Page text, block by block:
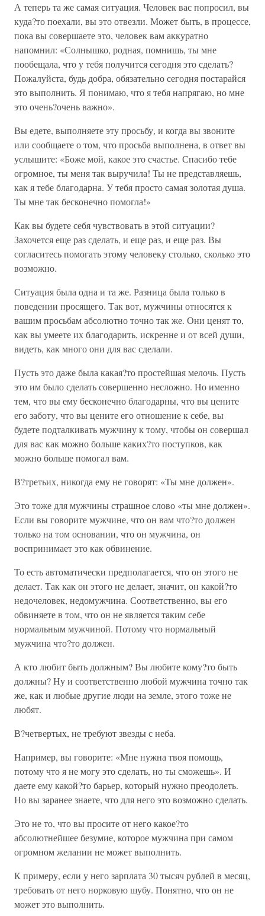
А теперь та же самая ситуация. Человек вас попросил, вы
куда?то поехали, вы это отвезли. Может быть, в процессе,
пока вы совершаете это, человек вам аккуратно
напомнил: «Солнышко, родная, помнишь, ты мне
пообещала, что у тебя получится сегодня это сделать?
Пожалуйста, будь добра, обязательно сегодня постарайся
это выполнить. Я понимаю, что я тебя напрягаю, но мне
это очень?очень важно».
Вы едете, выполняете эту просьбу, и когда вы звоните
или сообщаете о том, что просьба выполнена, в ответ вы
услышите: «Боже мой, какое это счастье. Спасибо тебе
огромное, ты меня так выручила! Ты не представляешь,
как я тебе благодарна. У тебя просто самая золотая душа.
Ты мне так бесконечно помогла!»
Как вы будете себя чувствовать в этой ситуации?
Захочется еще раз сделать, и еще раз, и еще раз. Вы
согласитесь помогать этому человеку столько, сколько это
возможно.
Ситуация была одна и та же. Разница была только в
поведении просящего. Так вот, мужчины относятся к
вашим просьбам абсолютно точно так же. Они ценят то,
как вы умеете их благодарить, искренне и от всей души,
видеть, как много они для вас сделали.
Пусть это даже была какая?то простейшая мелочь. Пусть
это им было сделать совершенно несложно. Но именно
тем, что вы ему бесконечно благодарны, что вы цените
его заботу, что вы цените его отношение к себе, вы
будете подталкивать мужчину к тому, чтобы он совершал
для вас как можно больше каких?то поступков, как
можно больше помогал вам.
В?третьих, никогда ему не говорят: «Ты мне должен».
Это тоже для мужчины страшное слово «ты мне должен».
Если вы говорите мужчине, что он вам что?то должен
только на том основании, что он мужчина, он
воспринимает это как обвинение.
То есть автоматически предполагается, что он этого не
делает. Так как он этого не делает, значит, он какой?то
недочеловек, недомужчина. Соответственно, вы его
обвиняете в том, что он не является таким себе
нормальным мужчиной. Потому что нормальный
мужчина что?то должен.
А кто любит быть должным? Вы любите кому?то быть
должны? Ну и соответственно любой мужчина точно так
же, как и любые другие люди на земле, этого тоже не
любят.
В?четвертых, не требуют звезды с неба.
Например, вы говорите: «Мне нужна твоя помощь,
потому что я не могу это сделать, но ты сможешь». И
даете ему какой?то барьер, который нужно преодолеть.
Но вы заранее знаете, что для него это возможно сделать.
Это не то, что вы просите от него какое?то
абсолютнейшее безумие, которое мужчина при самом
огромном желании не может выполнить.
К примеру, если у него зарплата 30 тысяч рублей в месяц,
требовать от него норковую шубу. Понятно, что он не
может это выполнить.